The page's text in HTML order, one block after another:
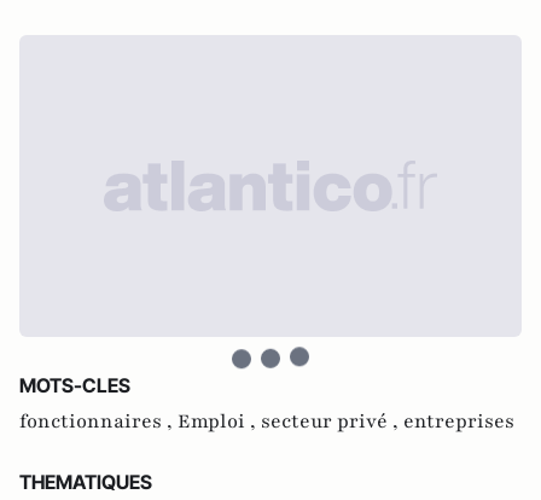
MOTS-CLES
fonctionnaires , Emploi , secteur privé , entreprises
THEMATIQUES